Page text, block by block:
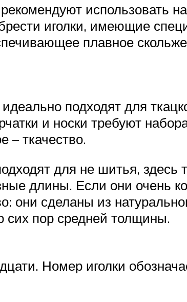
использовать
иголки, имеющие
плавное
подходят для
и носки требуют
– ткачество.
для не шитья, здесь
длины. Если они очень
они сделаны из
сих пор средней толщины.
Номер иголки